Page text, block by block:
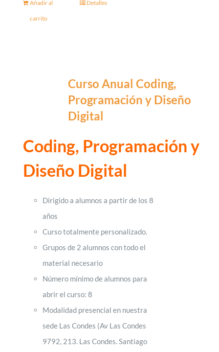
Añadir al
carrito
Detalles
Curso Anual Coding,
Programación y Diseño
Digital
Coding, Programacióny
Diseño Digital
Dirigido a alumnos a partir de los 8
años
Curso totalmente personalizado.
Grupos de 2 alumnos con todo el
material necesario
Número mínimo de alumnos para
abrir el curso: 8
Modalidad presencial en nuestra
sede Las Condes (Av Las Condes
9792, 213. Las Condes. Santiago